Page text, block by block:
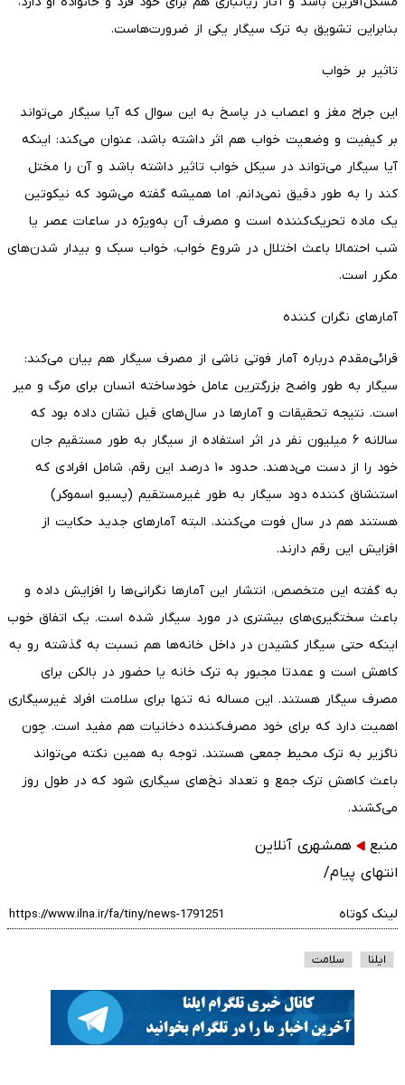
بنابراین تشویق به ترک سیگار یکی از ضرورت‌هاست.
تاثیر بر خواب
این جراح مغز و اعصاب در پاسخ به این سوال که آیا سیگار می‌تواند
بر کیفیت و وضعیت خواب هم اثر داشته باشد، عنوان می‌کند: اینکه
آیا سیگار می‌تواند در سیکل خواب تاثیر داشته باشد و آن را مختل
کند را به طور دقیق نمی‌دانم. اما همیشه گفته می‌شود که نیکوتین
یک ماده تحریک‌کننده است و مصرف آن به‌ویژه در ساعات عصر یا
شب احتمالا باعث اختلال در شروع خواب، خواب سبک و بیدار شدن‌های
مکرر است.
آمارهای نگران کننده
قرائی‌مقدم درباره آمار فوتی ناشی از مصرف سیگار هم بیان می‌کند:
سیگار به طور واضح بزرگترین عامل خودساخته انسان برای مرگ و میر
است. نتیجه تحقیقات و آمارها در سال‌های قبل نشان داده بود که
سالانه ۶ میلیون نفر در اثر استفاده از سیگار به طور مستقیم جان
خود را از دست می‌دهند. حدود ۱۰ درصد این رقم، شامل افرادی که
استنشاق کننده دود سیگار به طور غیرمستقیم (پسیو اسموکر)
هستند هم در سال فوت می‌کنند. البته آمارهای جدید حکایت از
افزایش این رقم دارند.
به گفته این متخصص، انتشار این آمارها نگرانی‌ها را افزایش داده و
باعث سختگیری‌های بیشتری در مورد سیگار شده است. یک اتفاق خوب
اینکه حتی سیگار کشیدن در داخل خانه‌ها هم نسبت به گذشته رو به
کاهش است و عمدتا مجبور به ترک خانه یا حضور در بالکن برای
مصرف سیگار هستند. این مساله نه تنها برای سلامت افراد غیرسیگاری
اهمیت دارد که برای خود مصرف‌کننده دخانیات هم مفید است. چون
ناگزیر به ترک محیط جمعی هستند. توجه به همین نکته می‌تواند
باعث کاهش ترک جمع و تعداد نخ‌های سیگاری شود که در طول روز
می‌کشند.
منبع
همشهری آنلاین
انتهای پیام/
لینک کوتاه
ایلنا سلامت